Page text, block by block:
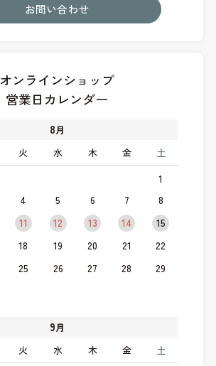
お問い合わせ
オンラインショップ
営業日カレンダー
8月
火 水 木 金 土
1
4 5 6 7
8
11 12 13 14
15
18 19 20 21
22
25 26 27 28
29
9月
火 水 木 金 土